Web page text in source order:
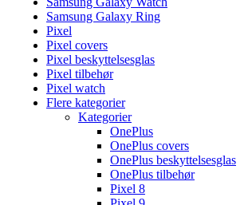
Samsung Galaxy Ring
Pixel
Pixel covers
Pixel beskyttelsesglas
Pixel tilbehør
Pixel watch
Flere kategorier
Kategorier
OnePlus
OnePlus covers
OnePlus beskyttelsesglas
OnePlus tilbehør
Pixel 8